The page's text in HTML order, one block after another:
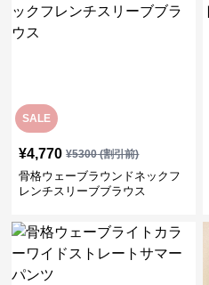
SALE
¥4,770 ¥5300(割引前)
骨格ウェーブラウンドネックフ
レンチスリーブブラウス